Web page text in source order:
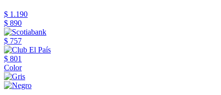
$ 1.190
$ 890
$ 757
$ 801
Color